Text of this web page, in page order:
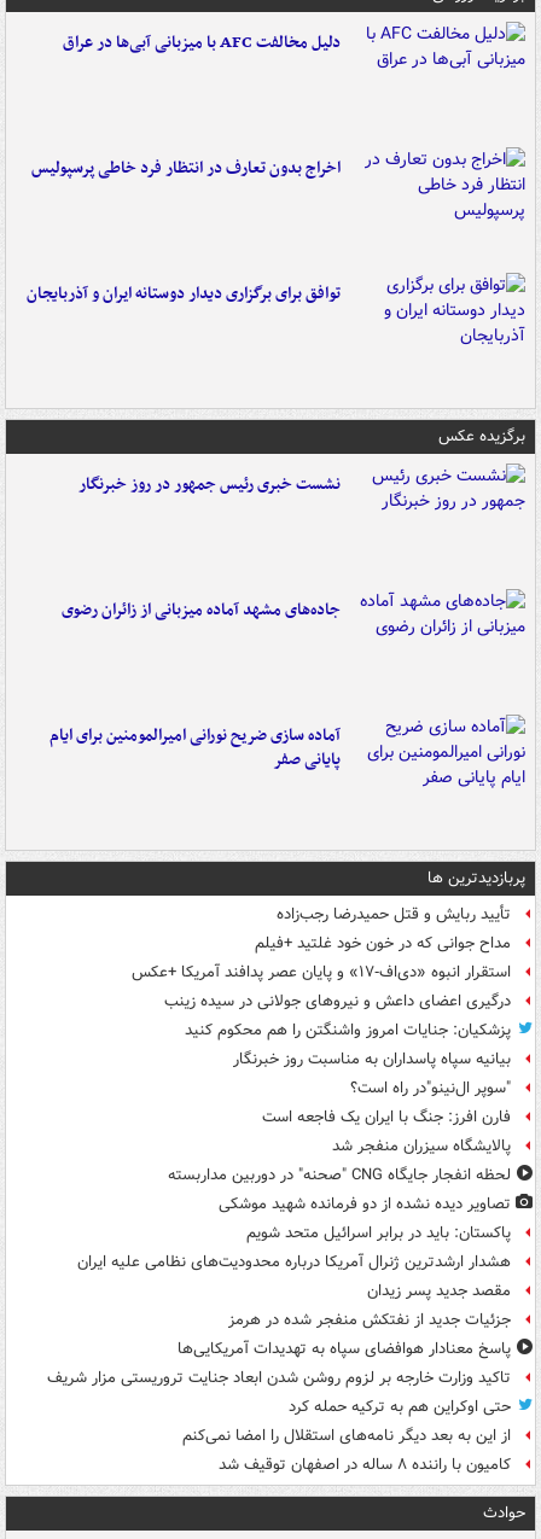
دلیل مخالفت AFC با میزبانی آبی‌ها در عراق
اخراج بدون تعارف در انتظار فرد خاطی پرسپولیس
توافق برای برگزاری دیدار دوستانه ایران و آذربایجان
برگزیده عکس
نشست خبری رئیس جمهور در روز خبرنگار
جاده‌های مشهد آماده میزبانی از زائران رضوی
آماده سازی ضریح نورانی امیرالمومنین برای ایام
پایانی صفر
پربازدیدترین ها
تأیید ربایش و قتل حمیدرضا رجب‌زاده
مداح جوانی که در خون خود غلتید +فیلم
استقرار انبوه «دی‌اف‑۱۷» و پایان عصر پدافند آمریکا +عکس
درگیری اعضای داعش و نیروهای جولانی در سیده زینب
پزشکیان: جنایات امروز واشنگتن را هم محکوم کنید
بیانیه سپاه پاسداران به مناسبت روز خبرنگار
"سوپر ال‌نینو"در راه است؟
فارن افرز: جنگ با ایران یک فاجعه است
پالایشگاه سیزران منفجر شد
لحظه انفجار جایگاه CNG "صحنه" در دوربین مداربسته
تصاویر دیده‌ نشده از دو فرمانده شهید موشکی
پاکستان: باید در برابر اسرائیل متحد شویم
هشدار ارشدترین ژنرال آمریکا درباره محدودیت‌های نظامی علیه ایران
مقصد جدید پسر زیدان
جزئیات جدید از نفتکش منفجر شده در هرمز
پاسخ معنادار هوافضای سپاه به تهدیدات آمریکایی‌ها
تاکید وزارت خارجه بر لزوم روشن شدن ابعاد جنایت تروریستی مزار شریف
حتی اوکراین هم به ترکیه حمله کرد
از این به بعد دیگر نامه‌های استقلال را امضا نمی‌کنم
کامیون با راننده ۸ ساله در اصفهان توقیف شد
حوادث